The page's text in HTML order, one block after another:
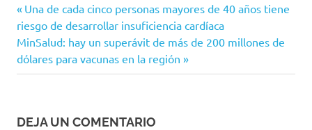
defensas
del
nutrición
Navegación
de
entradas
Entrada
anterior:
Una de cada cinco personas mayores de 40 años tiene
riesgo de desarrollar insuficiencia cardíaca
Siguiente
entrada:
MinSalud: hay un superávit de más de 200 millones de
dólares para vacunas en la región
DEJA UN COMENTARIO